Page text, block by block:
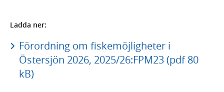
Ladda ner:
Förordning om fiskemöjligheter i
Östersjön 2026, 2025/26:FPM23 (pdf 80
kB)